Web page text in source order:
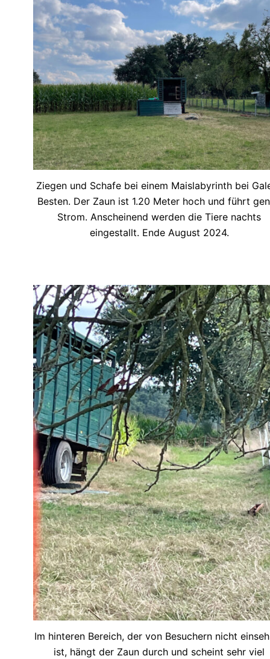
Ziegen und Schafe bei einem Maislabyrinth bei
Besten. Der Zaun ist 1.20 Meter hoch und führt
Strom. Anscheinend werden die Tiere nachts
eingestallt. Ende August 2024.
Im hinteren Bereich, der von Besuchern nicht
ist, hängt der Zaun durch und scheint sehr viel